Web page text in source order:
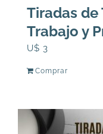
Tiradas de
Trabajo y
U$ 3
Comprar